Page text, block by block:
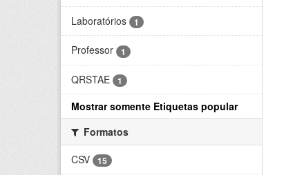
Laboratórios 1
Professor 1
QRSTAE 1
Mostrar somente Etiquetas popular
Formatos
CSV
15